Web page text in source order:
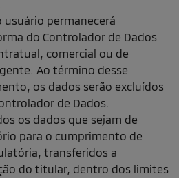
usuário permanecerá
do Controlador de Dados
comercial ou de
Ao término desse
os dados serão excluídos
de Dados.
os dados que sejam de
para o cumprimento de
transferidos a
do titular, dentro dos limites